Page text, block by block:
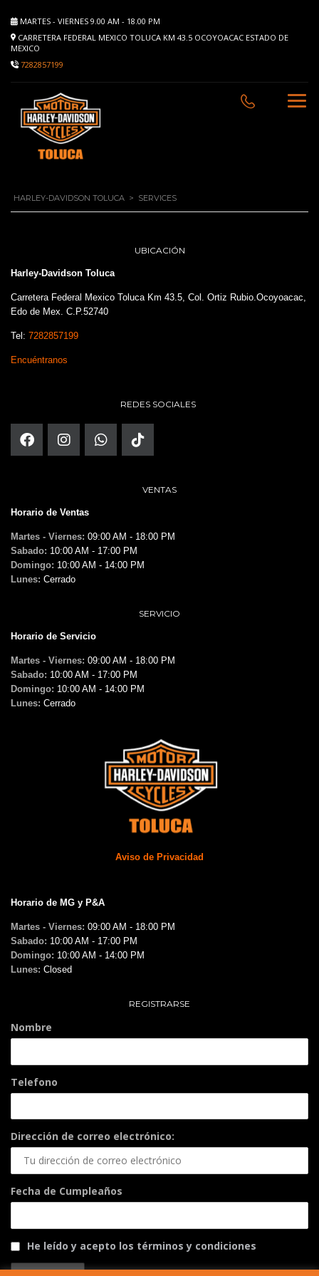
MARTES - VIERNES 9.00 AM - 18.00 PM
CARRETERA FEDERAL MEXICO TOLUCA KM 43.5 OCOYOACAC ESTADO DE
MEXICO
7282857199
HARLEY-DAVIDSON TOLUCA > SERVICES
UBICACIÓN
Harley-Davidson Toluca
Carretera Federal Mexico Toluca Km 43.5, Col. Ortiz Rubio.Ocoyoacac,
Edo de Mex. C.P.52740
Tel: 7282857199
Encuéntranos
REDES SOCIALES
VENTAS
Horario de Ventas
Martes - Viernes: 09:00 AM - 18:00 PM
Sabado: 10:00 AM - 17:00 PM
Domingo: 10:00 AM - 14:00 PM
Lunes: Cerrado
SERVICIO
Horario de Servicio
Martes - Viernes: 09:00 AM - 18:00 PM
Sabado: 10:00 AM - 17:00 PM
Domingo: 10:00 AM - 14:00 PM
Lunes: Cerrado
Aviso de Privacidad
Horario de MG y P&A
Martes - Viernes: 09:00 AM - 18:00 PM
Sabado: 10:00 AM - 17:00 PM
Domingo: 10:00 AM - 14:00 PM
Lunes: Closed
REGISTRARSE
Nombre
Telefono
Dirección de correo electrónico:
Fecha de Cumpleaños
He leído y acepto los términos y condiciones